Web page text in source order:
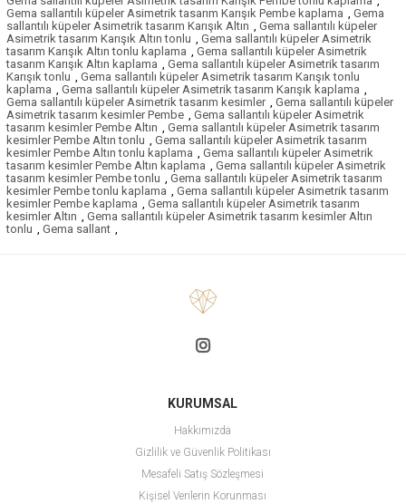
Gema sallantılı küpeler Asimetrik tasarım Karışık Pembe kaplama , Gema
sallantılı küpeler Asimetrik tasarım Karışık Altın , Gema sallantılı küpeler
Asimetrik tasarım Karışık Altın tonlu , Gema sallantılı küpeler Asimetrik
tasarım Karışık Altın tonlu kaplama , Gema sallantılı küpeler Asimetrik
tasarım Karışık Altın kaplama , Gema sallantılı küpeler Asimetrik tasarım
Karışık tonlu , Gema sallantılı küpeler Asimetrik tasarım Karışık tonlu
kaplama , Gema sallantılı küpeler Asimetrik tasarım Karışık kaplama ,
Gema sallantılı küpeler Asimetrik tasarım kesimler , Gema sallantılı küpeler
Asimetrik tasarım kesimler Pembe , Gema sallantılı küpeler Asimetrik
tasarım kesimler Pembe Altın , Gema sallantılı küpeler Asimetrik tasarım
kesimler Pembe Altın tonlu , Gema sallantılı küpeler Asimetrik tasarım
kesimler Pembe Altın tonlu kaplama , Gema sallantılı küpeler Asimetrik
tasarım kesimler Pembe Altın kaplama , Gema sallantılı küpeler Asimetrik
tasarım kesimler Pembe tonlu , Gema sallantılı küpeler Asimetrik tasarım
kesimler Pembe tonlu kaplama , Gema sallantılı küpeler Asimetrik tasarım
kesimler Pembe kaplama , Gema sallantılı küpeler Asimetrik tasarım
kesimler Altın , Gema sallantılı küpeler Asimetrik tasarım kesimler Altın
tonlu , Gema sallant ,
KURUMSAL
Hakkımızda
Gizlilik ve Güvenlik Politikası
Mesafeli Satış Sözleşmesi
Kişisel Verilerin Korunması